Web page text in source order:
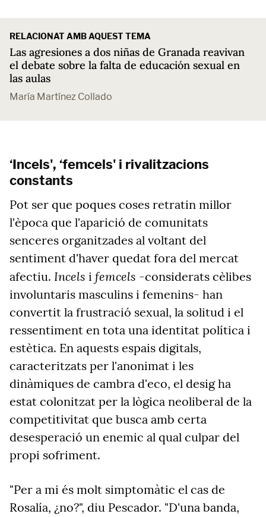
RELACIONAT AMB AQUEST TEMA
Las agresiones a dos niñas de Granada reavivan
el debate sobre la falta de educación sexual en
las aulas
María Martínez Collado
‘Incels', ‘femcels' i rivalitzacions
constants
Pot ser que poques coses retratin millor
l'època que l'aparició de comunitats
senceres organitzades al voltant del
sentiment d'haver quedat fora del mercat
afectiu. Incels i femcels -considerats cèlibes
involuntaris masculins i femenins- han
convertit la frustració sexual, la solitud i el
ressentiment en tota una identitat política i
estètica. En aquests espais digitals,
caracteritzats per l'anonimat i les
dinàmiques de cambra d'eco, el desig ha
estat colonitzat per la lògica neoliberal de la
competitivitat que busca amb certa
desesperació un enemic al qual culpar del
propi sofriment.
"Per a mi és molt simptomàtic el cas de
Rosalía, ¿no?", diu Pescador. "D'una banda,